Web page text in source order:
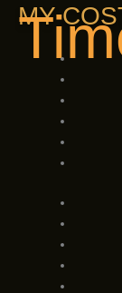
MY